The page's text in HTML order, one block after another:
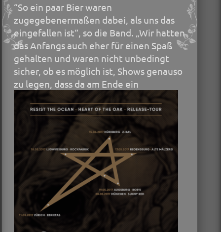
“So ein paar Bier waren
zugegebenermaßen dabei, als uns das
eingefallen ist“, so die Band. „Wir hatten
das Anfangs auch eher für einen Spaß
gehalten und waren nicht unbedingt
sicher, ob es möglich ist, Shows genauso
zu legen, dass da am Ende ein